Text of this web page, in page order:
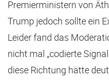
Premierministern von
Trump jedoch sollte ein
Leider fand das
nicht mal „codierte
diese Richtung hätte